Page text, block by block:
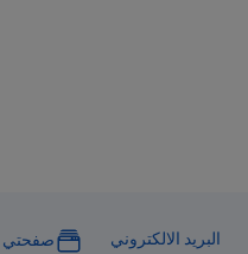
البريد الالكتروني صفحتي